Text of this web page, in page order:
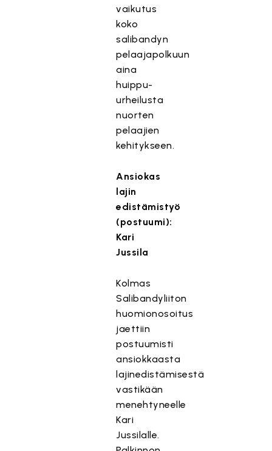
vaikutus
koko
salibandyn
pelaajapolkuun
aina
huippu-
urheilusta
nuorten
pelaajien
kehitykseen.
Ansiokas
lajin
edistämistyö
(postuumi):
Kari
Jussila
Kolmas
Salibandyliiton
huomionosoitus
jaettiin
postuumisti
ansiokkaasta
lajinedistämisestä
vastikään
menehtyneelle
Kari
Jussilalle.